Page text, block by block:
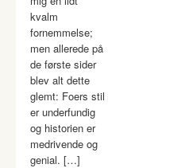
kvalm
fornemmelse;
men allerede på
de første sider
blev alt dette
glemt: Foers stil
er underfundig
og historien er
medrivende og
genial. […]